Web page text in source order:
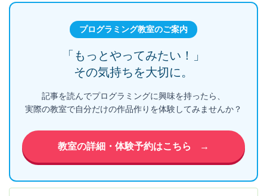
プログラミング教室のご案内
「もっとやってみたい！」
その気持ちを大切に。
記事を読んでプログラミングに興味を持ったら、
実際の教室で自分だけの作品作りを体験してみませんか？
教室の詳細・体験予約はこちら →